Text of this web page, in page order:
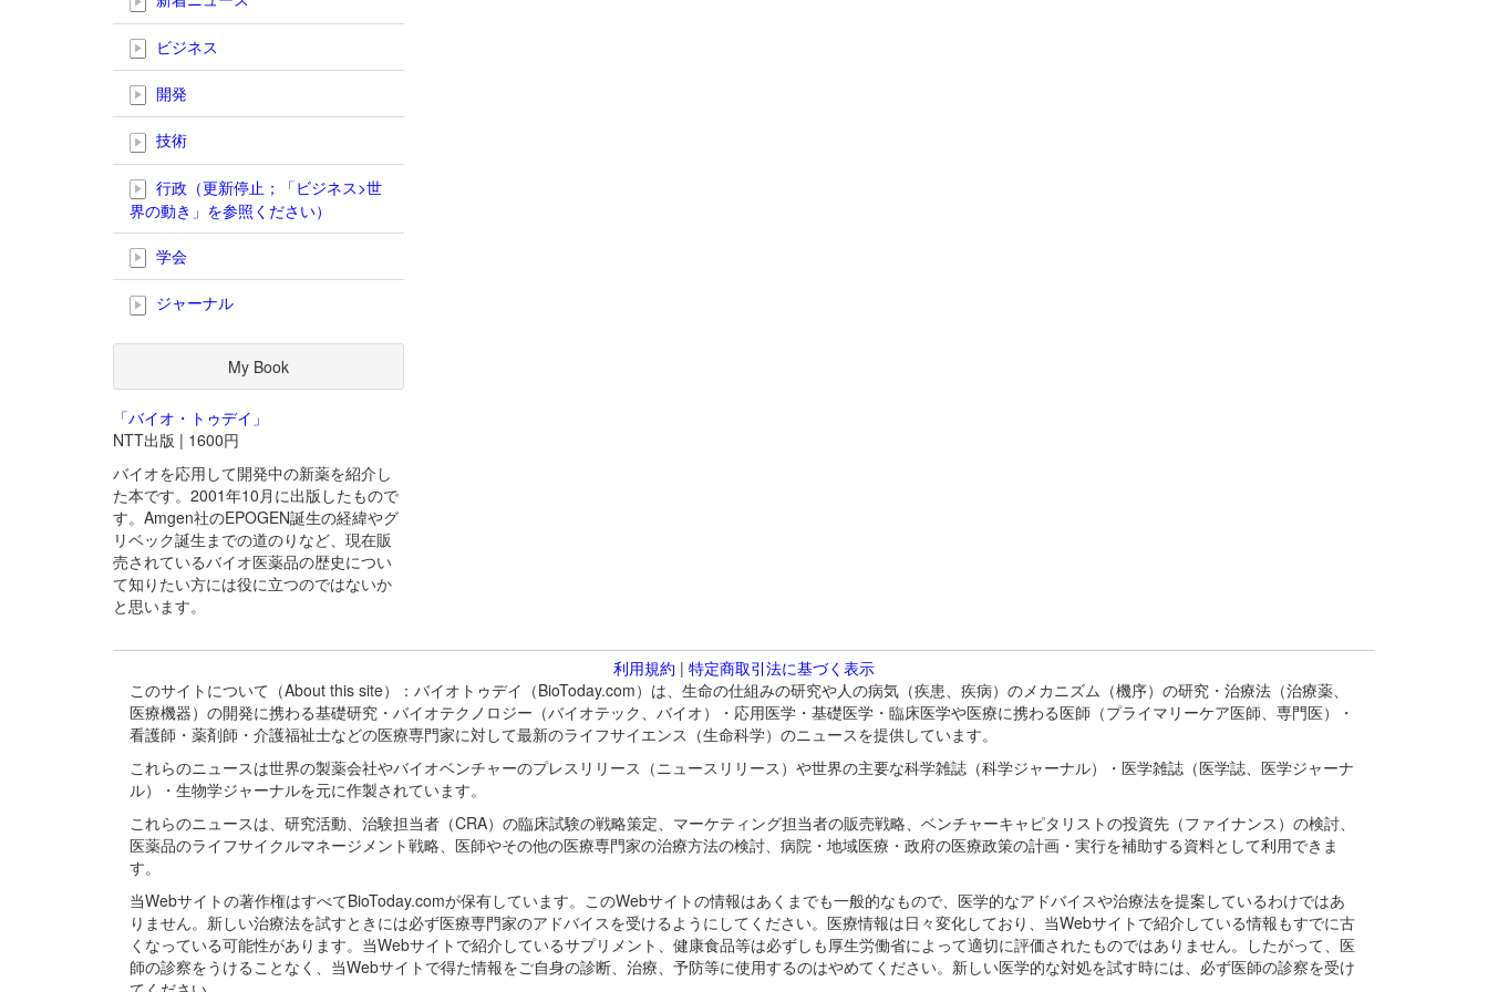
ビジネス
開発
技術
行政（更新停止；「ビジネス>世
界の動き」を参照ください）
学会
ジャーナル
My Book
「バイオ・トゥデイ」
NTT出版 | 1600円
バイオを応用して開発中の新薬を紹介し
た本です。2001年10月に出版したもので
す。Amgen社のEPOGEN誕生の経緯やグ
リベック誕生までの道のりなど、現在販
売されているバイオ医薬品の歴史につい
て知りたい方には役に立つのではないか
と思います。
利用規約 | 特定商取引法に基づく表示
このサイトについて（About this site）：バイオトゥデイ（BioToday.com）は、生命の仕組みの研究や人の病気（疾患、疾病）のメカニズム（機序）の研究・治療法（治療薬、
医療機器）の開発に携わる基礎研究・バイオテクノロジー（バイオテック、バイオ）・応用医学・基礎医学・臨床医学や医療に携わる医師（プライマリーケア医師、専門医）・
看護師・薬剤師・介護福祉士などの医療専門家に対して最新のライフサイエンス（生命科学）のニュースを提供しています。
これらのニュースは世界の製薬会社やバイオベンチャーのプレスリリース（ニュースリリース）や世界の主要な科学雑誌（科学ジャーナル）・医学雑誌（医学誌、医学ジャーナ
ル）・生物学ジャーナルを元に作製されています。
これらのニュースは、研究活動、治験担当者（CRA）の臨床試験の戦略策定、マーケティング担当者の販売戦略、ベンチャーキャピタリストの投資先（ファイナンス）の検討、
医薬品のライフサイクルマネージメント戦略、医師やその他の医療専門家の治療方法の検討、病院・地域医療・政府の医療政策の計画・実行を補助する資料として利用できま
す。
当Webサイトの著作権はすべてBioToday.comが保有しています。このWebサイトの情報はあくまでも一般的なもので、医学的なアドバイスや治療法を提案しているわけではあ
りません。新しい治療法を試すときには必ず医療専門家のアドバイスを受けるようにしてください。医療情報は日々変化しており、当Webサイトで紹介している情報もすでに古
くなっている可能性があります。当Webサイトで紹介しているサプリメント、健康食品等は必ずしも厚生労働省によって適切に評価されたものではありません。したがって、医
師の診察をうけることなく、当Webサイトで得た情報をご自身の診断、治療、予防等に使用するのはやめてください。新しい医学的な対処を試す時には、必ず医師の診察を受け